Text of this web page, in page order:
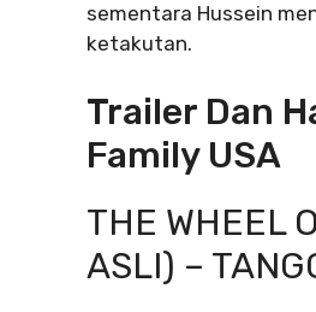
sementara Hussein
ketakutan.
Trailer Dan
Family USA
THE WHEEL
ASLI) –